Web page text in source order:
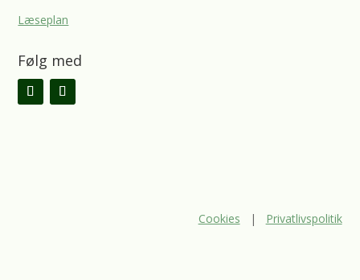
Læseplan
Følg med
Cookies | Privatlivspolitik